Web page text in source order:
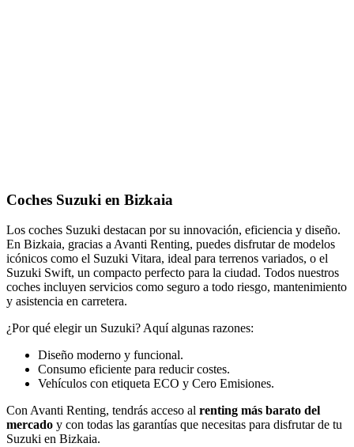
Coches Suzuki en Bizkaia
Los coches Suzuki destacan por su innovación, eficiencia y diseño.
En Bizkaia, gracias a Avanti Renting, puedes disfrutar de modelos
icónicos como el Suzuki Vitara, ideal para terrenos variados, o el
Suzuki Swift, un compacto perfecto para la ciudad. Todos nuestros
coches incluyen servicios como seguro a todo riesgo, mantenimiento
y asistencia en carretera.
¿Por qué elegir un Suzuki? Aquí algunas razones:
Diseño moderno y funcional.
Consumo eficiente para reducir costes.
Vehículos con etiqueta ECO y Cero Emisiones.
Con Avanti Renting, tendrás acceso al renting más barato del
mercado y con todas las garantías que necesitas para disfrutar de tu
Suzuki en Bizkaia.